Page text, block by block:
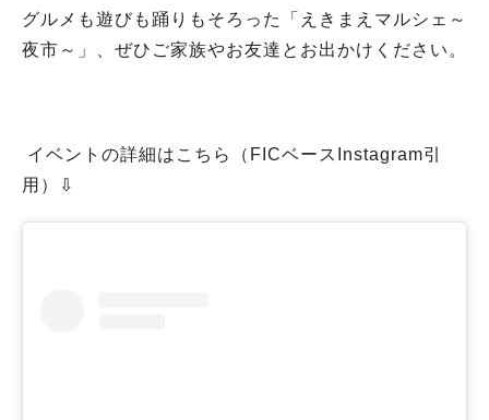
グルメも遊びも踊りもそろった「えきまえマルシェ～
夜市～」、ぜひご家族やお友達とお出かけください。
イベントの詳細はこちら（FICベースInstagram引
用）⇩